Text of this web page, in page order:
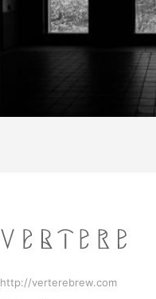
http://verterebrew.com